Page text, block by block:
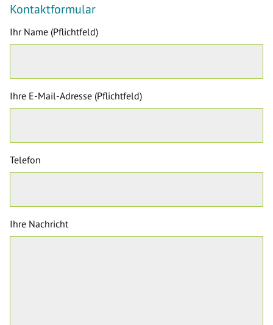
Kontaktformular
Ihr Name (Pflichtfeld)
Ihre E-Mail-Adresse (Pflichtfeld)
Telefon
Ihre Nachricht